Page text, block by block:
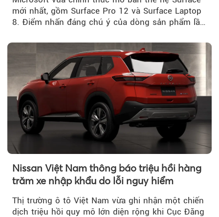
mới nhất, gồm Surface Pro 12 và Surface Laptop
8. Điểm nhấn đáng chú ý của dòng sản phẩm lần
Nissan Việt Nam thông báo triệu hồi hàng
trăm xe nhập khẩu do lỗi nguy hiểm
Thị trường ô tô Việt Nam vừa ghi nhận một chiến
dịch triệu hồi quy mô lớn diện rộng khi Cục Đăng